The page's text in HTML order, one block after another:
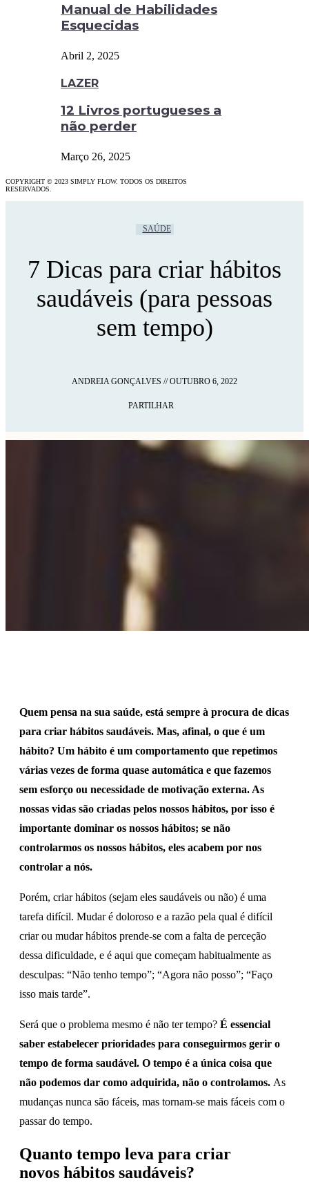
Manual de Habilidades
Esquecidas
Abril 2, 2025
LAZER
12 Livros portugueses a
não perder
Março 26, 2025
COPYRIGHT © 2023 SIMPLY FLOW. TODOS OS DIREITOS
RESERVADOS.
SAÚDE
7 Dicas para criar hábitos
saudáveis (para pessoas
sem tempo)
ANDREIA GONÇALVES //OUTUBRO 6, 2022
PARTILHAR
Quem pensa na sua saúde, está sempre à procura de dicas
para criar hábitos saudáveis. Mas, afinal, o que é um
hábito? Um hábito é um comportamento que repetimos
várias vezes de forma quase automática e que fazemos
sem esforço ou necessidade de motivação externa. As
nossas vidas são criadas pelos nossos hábitos, por isso é
importante dominar os nossos hábitos; se não
controlarmos os nossos hábitos, eles acabem por nos
controlar a nós.
Porém, criar hábitos (sejam eles saudáveis ou não) é uma
tarefa difícil. Mudar é doloroso e a razão pela qual é difícil
criar ou mudar hábitos prende-se com a falta de perceção
dessa dificuldade, e é aqui que começam habitualmente as
desculpas: “Não tenho tempo”; “Agora não posso”; “Faço
isso mais tarde”.
Será que o problema mesmo é não ter tempo? É essencial
saber estabelecer prioridades para conseguirmos gerir o
tempo de forma saudável. O tempo é a única coisa que
não podemos dar como adquirida, não o controlamos. As
mudanças nunca são fáceis, mas tornam-se mais fáceis com o
passar do tempo.
Quanto tempo leva para criar
novos hábitos saudáveis?